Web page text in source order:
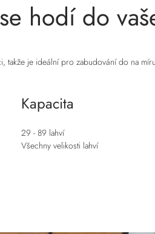
hodí do
takže je ideální pro zabudování do na
Kapacita
29 - 89 lahví
Všechny velikosti lahví